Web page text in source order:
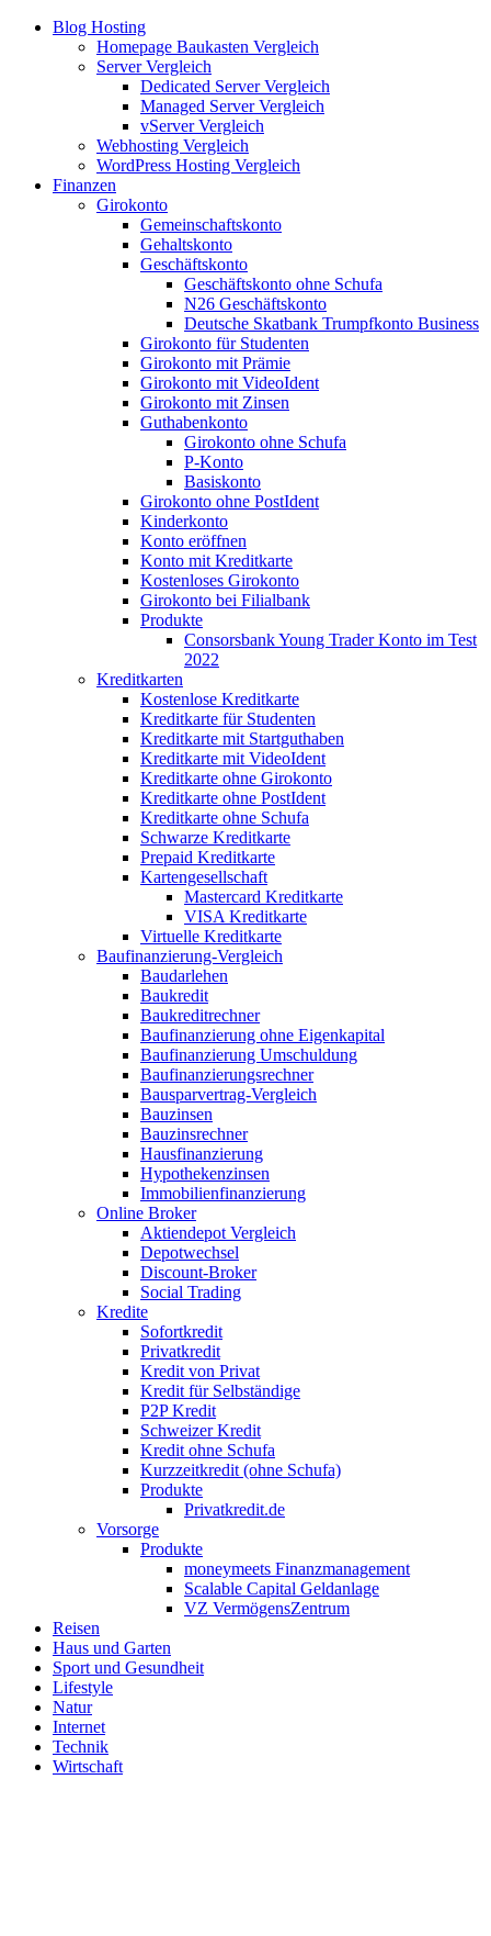
Blog Hosting
Homepage Baukasten Vergleich
Server Vergleich
Dedicated Server Vergleich
Managed Server Vergleich
vServer Vergleich
Webhosting Vergleich
WordPress Hosting Vergleich
Finanzen
Girokonto
Gemeinschaftskonto
Gehaltskonto
Geschäftskonto
Geschäftskonto ohne Schufa
N26 Geschäftskonto
Deutsche Skatbank Trumpfkonto Business
Girokonto für Studenten
Girokonto mit Prämie
Girokonto mit VideoIdent
Girokonto mit Zinsen
Guthabenkonto
Girokonto ohne Schufa
P-Konto
Basiskonto
Girokonto ohne PostIdent
Kinderkonto
Konto eröffnen
Konto mit Kreditkarte
Kostenloses Girokonto
Girokonto bei Filialbank
Produkte
Consorsbank Young Trader Konto im Test
2022
Kreditkarten
Kostenlose Kreditkarte
Kreditkarte für Studenten
Kreditkarte mit Startguthaben
Kreditkarte mit VideoIdent
Kreditkarte ohne Girokonto
Kreditkarte ohne PostIdent
Kreditkarte ohne Schufa
Schwarze Kreditkarte
Prepaid Kreditkarte
Kartengesellschaft
Mastercard Kreditkarte
VISA Kreditkarte
Virtuelle Kreditkarte
Baufinanzierung-Vergleich
Baudarlehen
Baukredit
Baukreditrechner
Baufinanzierung ohne Eigenkapital
Baufinanzierung Umschuldung
Baufinanzierungsrechner
Bausparvertrag-Vergleich
Bauzinsen
Bauzinsrechner
Hausfinanzierung
Hypothekenzinsen
Immobilienfinanzierung
Online Broker
Aktiendepot Vergleich
Depotwechsel
Discount-Broker
Social Trading
Kredite
Sofortkredit
Privatkredit
Kredit von Privat
Kredit für Selbständige
P2P Kredit
Schweizer Kredit
Kredit ohne Schufa
Kurzzeitkredit (ohne Schufa)
Produkte
Privatkredit.de
Vorsorge
Produkte
moneymeets Finanzmanagement
Scalable Capital Geldanlage
VZ VermögensZentrum
Reisen
Haus und Garten
Sport und Gesundheit
Lifestyle
Natur
Internet
Technik
Wirtschaft